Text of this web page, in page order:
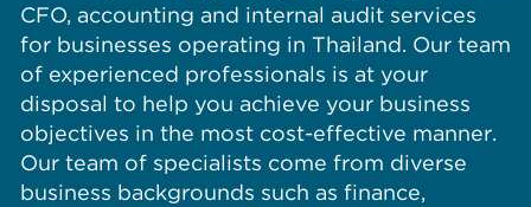
CFO, accounting and internal audit services
for businesses operating in Thailand. Our team
of experienced professionals is at your
disposal to help you achieve your business
objectives in the most cost-effective manner.
Our team of specialists come from diverse
business backgrounds such as finance,